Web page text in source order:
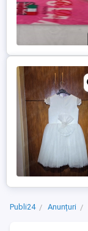
Publi24 Anunțuri